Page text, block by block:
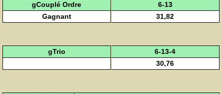
gCouplé Ordre
6-13
Gagnant
31,82
gTrio
6-13-4
30,76